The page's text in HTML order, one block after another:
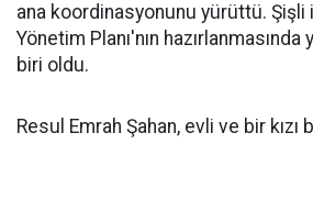
ana koordinasyonunu yürüttü.
Yönetim Planı'nın
biri oldu.
Resul Emrah Şahan, evli ve bir kızı